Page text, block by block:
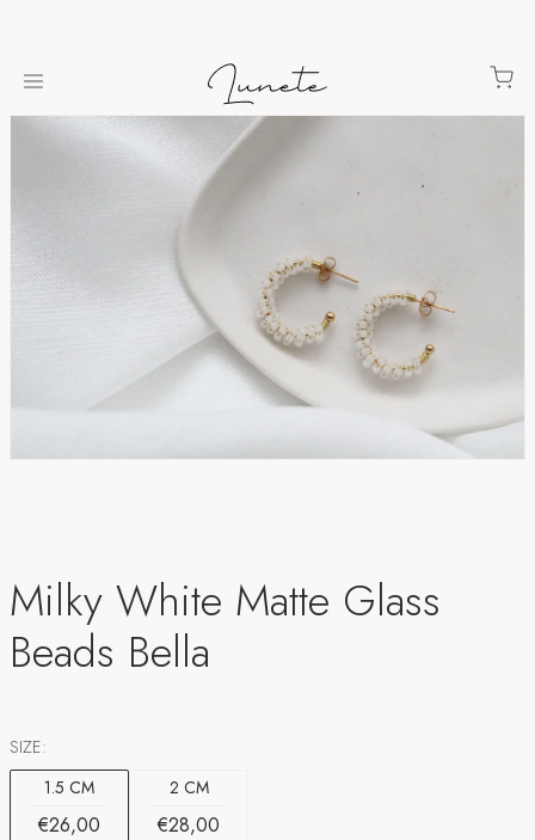
Milky White Matte Glass
Beads Bella
SIZE:
1.5 CM
€26,00
2 CM
€28,00